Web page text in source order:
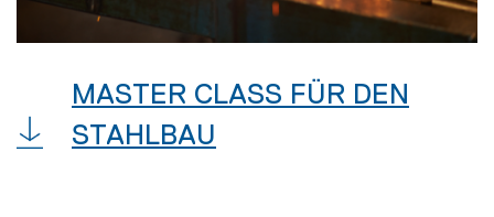
MASTER CLASS FÜR DEN
STAHLBAU